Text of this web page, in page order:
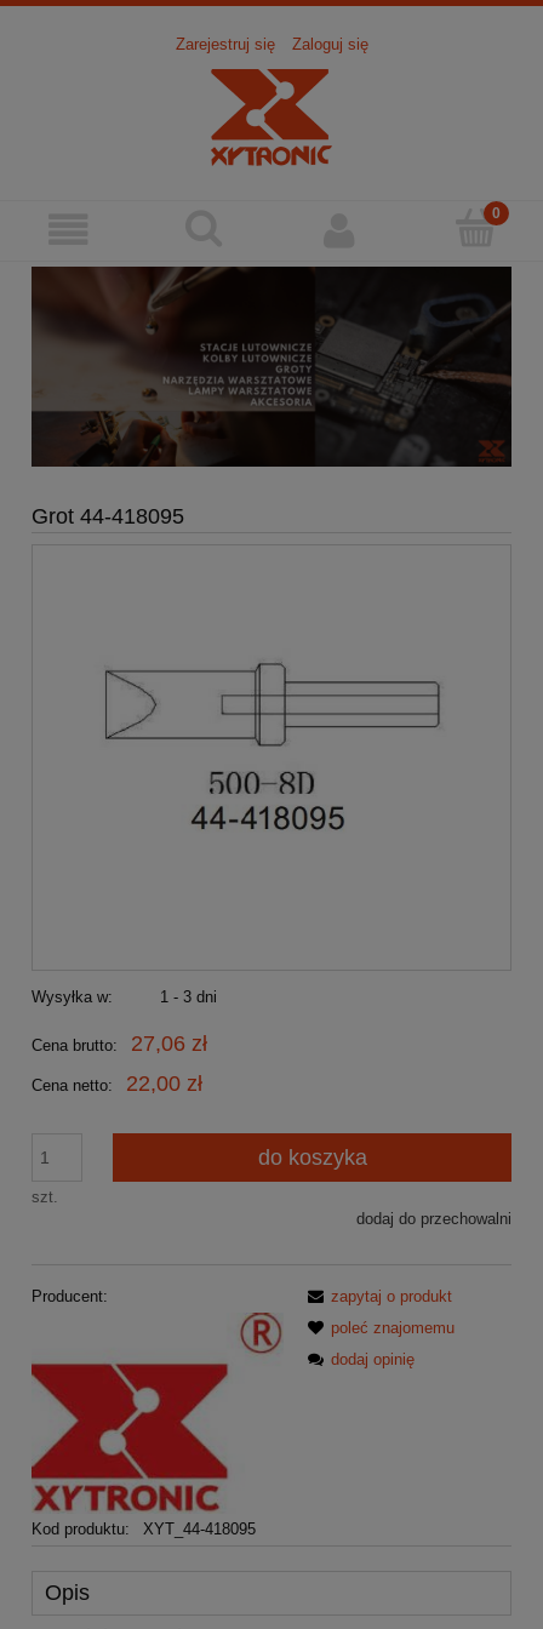
Zarejestruj się Zaloguj się
Grot 44-418095
Wysyłka w: 1 - 3 dni
Cena brutto: 27,06 zł
Cena netto: 22,00 zł
szt.
do koszyka
dodaj do przechowalni
Producent:
Kod produktu: XYT_44-418095
zapytaj o produkt
poleć znajomemu
dodaj opinię
Opis